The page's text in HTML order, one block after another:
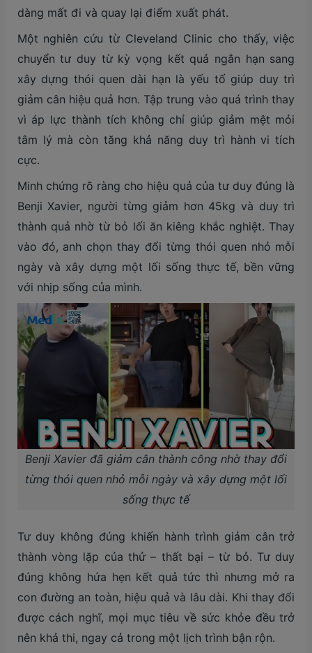
dàng mất đi và quay lại điểm xuất phát.
Một nghiên cứu từ Cleveland Clinic cho thấy, việc
chuyển tư duy từ kỳ vọng kết quả ngắn hạn sang
xây dựng thói quen dài hạn là yếu tố giúp duy trì
giảm cân hiệu quả hơn. Tập trung vào quá trình thay
vì áp lực thành tích không chỉ giúp giảm mệt mỏi
tâm lý mà còn tăng khả năng duy trì hành vi tích
cực.
Minh chứng rõ ràng cho hiệu quả của tư duy đúng là
Benji Xavier, người từng giảm hơn 45kg và duy trì
thành quả nhờ từ bỏ lối ăn kiêng khắc nghiệt. Thay
vào đó, anh chọn thay đổi từng thói quen nhỏ mỗi
ngày và xây dựng một lối sống thực tế, bền vững
với nhịp sống của mình.
Benji Xavier đã giảm cân thành công nhờ thay đổi
từng thói quen nhỏ mỗi ngày và xây dựng một lối
sống thực tế
Tư duy không đúng khiến hành trình giảm cân trở
thành vòng lặp của thử – thất bại – từ bỏ. Tư duy
đúng không hứa hẹn kết quả tức thì nhưng mở ra
con đường an toàn, hiệu quả và lâu dài. Khi thay đổi
được cách nghĩ, mọi mục tiêu về sức khỏe đều trở
nên khả thi, ngay cả trong một lịch trình bận rộn.